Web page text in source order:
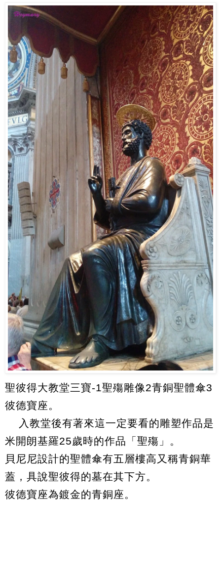
聖彼得大教堂三寶-1聖殤雕像2青銅聖體傘3
彼德寶座。
入教堂後有著來這一定要看的雕塑作品是
米開朗基羅25歲時的作品「聖殤」。
貝尼尼設計的聖體傘有五層樓高又稱青銅華
蓋，具說聖彼得的墓在其下方。
彼德寶座為鍍金的青銅座。